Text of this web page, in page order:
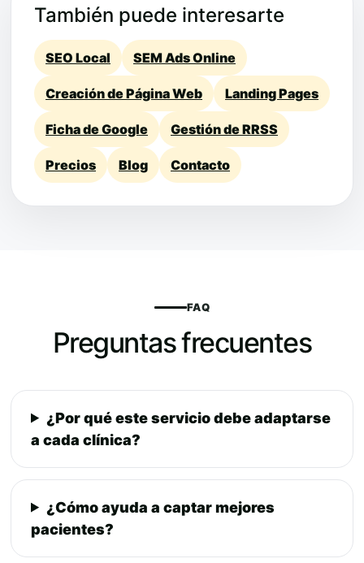
También puede interesarte
SEO Local SEM Ads Online
Creación de Página Web Landing Pages
Ficha de Google Gestión de RRSS
Precios Blog Contacto
FAQ
Preguntas frecuentes
¿Por qué este servicio debe adaptarse
a cada clínica?
¿Cómo ayuda a captar mejores
pacientes?